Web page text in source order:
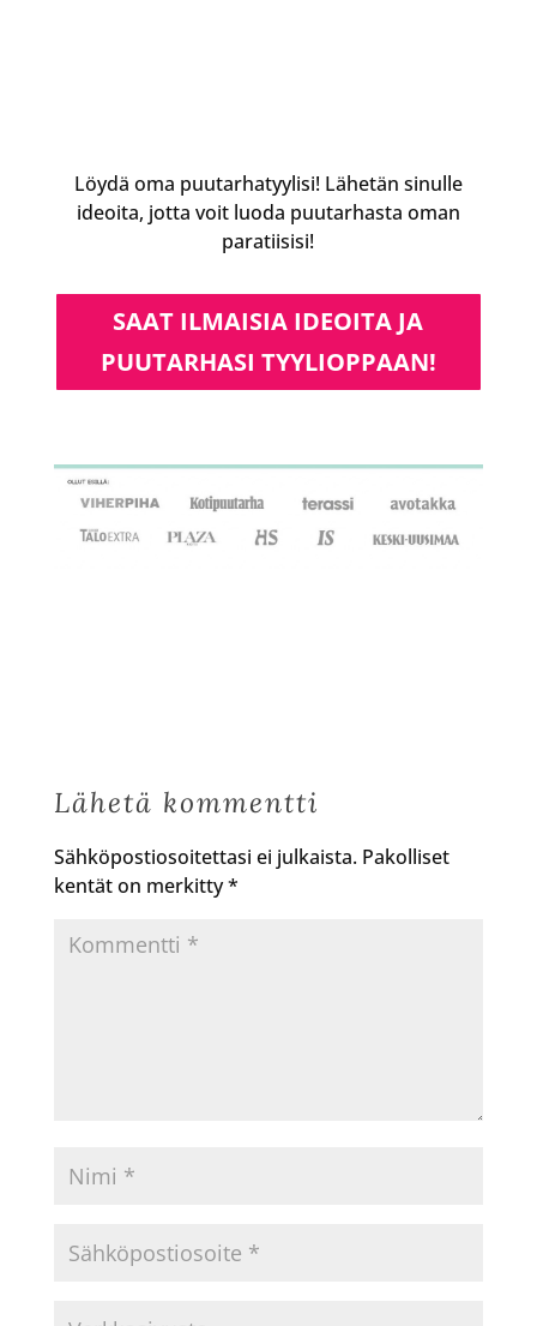
Löydä oma puutarhatyylisi! Lähetän sinulle
ideoita, jotta voit luoda puutarhasta oman
paratiisisi!
SAAT ILMAISIA IDEOITA JA
PUUTARHASI TYYLIOPPAAN!
Lähetä kommentti
Sähköpostiosoitettasi ei julkaista. Pakolliset
kentät on merkitty*